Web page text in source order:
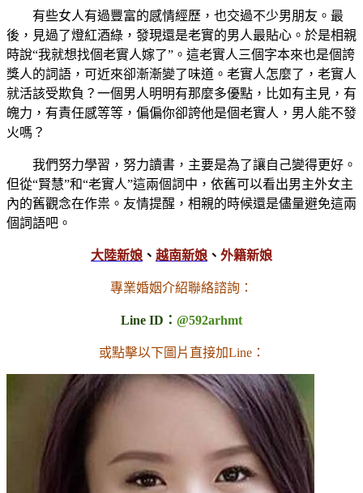
有些女人有過豐富的感情經歷，也交過不少男朋友。最
後，見過了燈紅酒綠，發現還是老實的男人最貼心。於是相親
時說“我就想找個老實人嫁了”。這老實人三個字本來也是個誇
獎人的詞語，可近來卻漸漸變了味道。老實人怎麼了，老實人
就活該受欺負？一個男人明明有那麼多優點，比如有主見，有
魄力，有責任感等等，偏偏你卻誇他是個老實人，男人能不發
火嗎？
我們努力學習，努力讀書，主要是為了讓自己變得更好。
但從“賢慧”和“老實人”這兩個詞中，依舊可以看出男主外女主
內的舊觀念在作祟。友情提醒，相親的時候還是儘量避免這兩
個詞語吧。
大陸新娘 、 越南新娘 、 外籍新娘
專業婚姻介紹聯絡諮詢：
Line ID： @592arhmt
或點擊以下圖片直接加Line：